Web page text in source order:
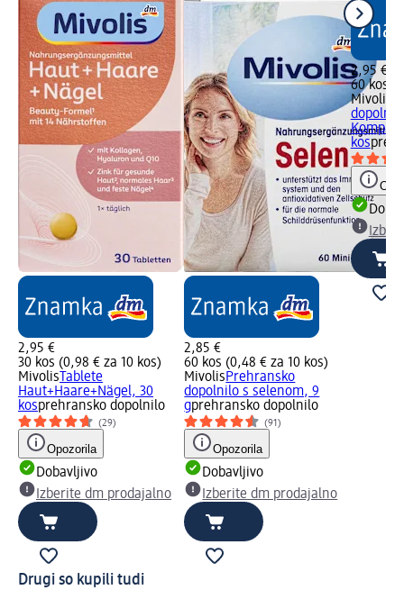
2,95 €
30 kos (0,98 € za 10 kos)
Mivolis Tablete
Haut+Haare+Nägel, 30
kosprehransko dopolnilo
(29)
Opozorila
Dobavljivo
Izberite dm prodajalno
2,85 €
60 kos (0,48 € za 10 kos)
MivolisPrehransko
dopolnilo s selenom, 9
gprehransko dopolnilo
(91)
Opozorila
Dobavljivo
Izberite dm prodajalno
2,95 €
60 kos
Mivolis
kos
Drugi so kupili tudi